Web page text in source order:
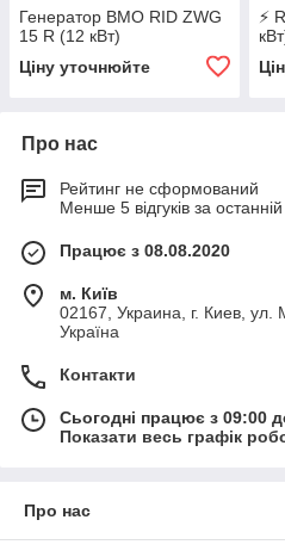
Генератор ВМО RID ZWG
15 R (12 кВт)
Ціну уточнюйте
⚡
Про нас
Рейтинг не сформований
Менше 5 відгуків за останній
Працює з 08.08.2020
м. Київ
02167, Украина, г. Киев, ул.
Україна
Контакти
Сьогодні працює з 09:00
Показати весь графік
Про нас